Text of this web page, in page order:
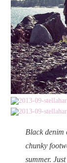
Black denim
chunky
summer.